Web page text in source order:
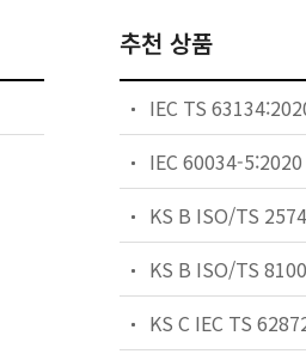
추천 상품